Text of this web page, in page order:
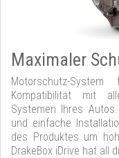
Maximaler
Motorschutz-
Kompatibilität mit
Systemen Ihres
und einfache
des Produktes um
DrakeBox iDrive hat all